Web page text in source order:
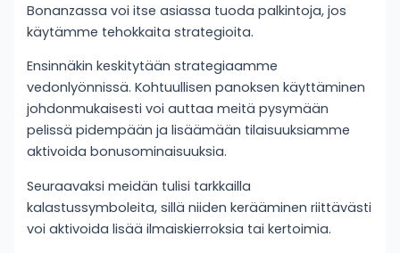
Bonanzassa voi itse asiassa tuoda palkintoja, jos
käytämme tehokkaita strategioita.
Ensinnäkin keskitytään strategiaamme
vedonlyönnissä. Kohtuullisen panoksen käyttäminen
johdonmukaisesti voi auttaa meitä pysymään
pelissä pidempään ja lisäämään tilaisuuksiamme
aktivoida bonusominaisuuksia.
Seuraavaksi meidän tulisi tarkkailla
kalastussymboleita, sillä niiden kerääminen riittävästi
voi aktivoida lisää ilmaiskierroksia tai kertoimia.